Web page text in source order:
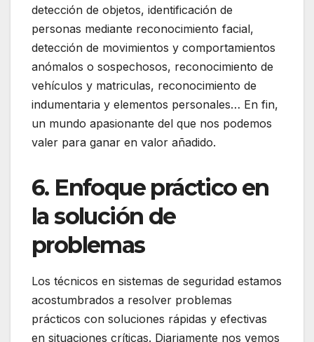
detección de objetos, identificación de
personas mediante reconocimiento facial,
detección de movimientos y comportamientos
anómalos o sospechosos, reconocimiento de
vehículos y matriculas, reconocimiento de
indumentaria y elementos personales… En fin,
un mundo apasionante del que nos podemos
valer para ganar en valor añadido.
6. Enfoque práctico en
la solución de
problemas
Los técnicos en sistemas de seguridad estamos
acostumbrados a resolver problemas
prácticos con soluciones rápidas y efectivas
en situaciones críticas. Diariamente nos vemos